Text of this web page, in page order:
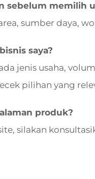
sebelum memilih
sumber daya,
saya?
jenis usaha,
pilihan yang
produk?
silakan